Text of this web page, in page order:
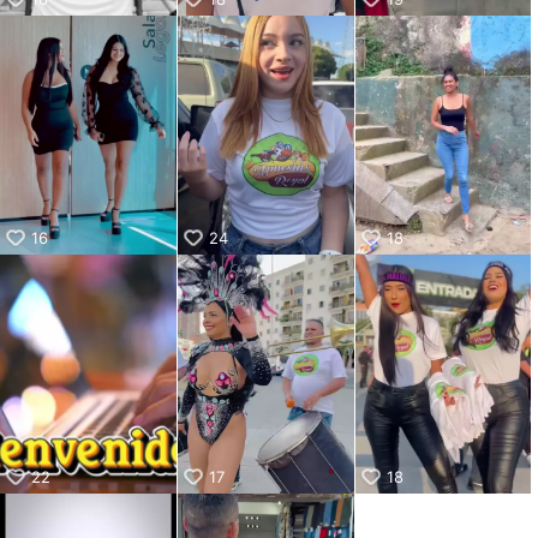
16 24 18
22 17 18